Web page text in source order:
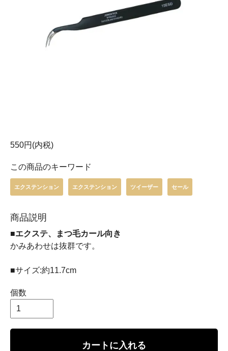
550円(内税)
この商品のキーワード
エクステンション エクステンション ツイーザー セール
商品説明
■エクステ、まつ毛カール向き
かみあわせは抜群です。
■サイズ:約11.7cm
個数
カートに入れる